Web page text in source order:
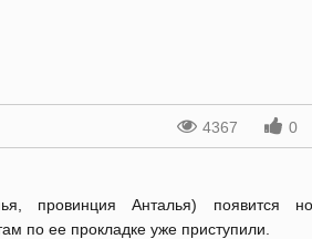
4367 0
провинция Анталья) появится
по ее прокладке уже приступили.